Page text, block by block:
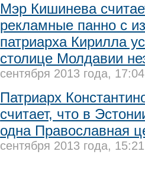
Мэр Кишинева
рекламные панно с
патриарха Кирилла
столице Молдавии
сентября 2013 года, 17:04
Патриарх
считает, что в
одна Православная
сентября 2013 года, 15:21